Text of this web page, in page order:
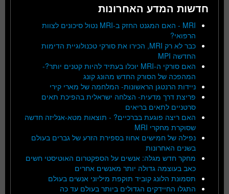
חדשות המדע האחרונות
MRI - האם המגנט החזק ב-MRI נטול סיכונים לצוות
הרפואי?
כבר לא רק MRI, הכירו את סורקי טכנולוגיית הדימות
החדשה MPI
האם סורקי ה-MRI יוכלו בעתיד להיות קטנים יותר?-
המהפכה של הסורק החדש מהונג קונג
ניידות הרנטגן הראשונות- המלחמה של מארי קירי
פריצת דרך מדעית- הצלחה ישראלית בהפיכת תאים
סרטניים לתאים בריאים
האם ריצה פוגעת בברכיים? - תוצאות מטא-אנליזה חדשה
שסוקרת מחקרי MRI
נפילה של חמישים אחוז בספירת הזרע של גברים בעולם
בשנים האחרונות
מחקר חדש מגלה: אנשים על הספקטרום האוטיסטי חשים
כאב בעוצמה גדולה יותר מאנשים אחרים
תסמונת הלונג קוביד תוקפת מיליוני אנשים בעולם
התגלו החיידקים הגדולים ביותר בעולם עד כה